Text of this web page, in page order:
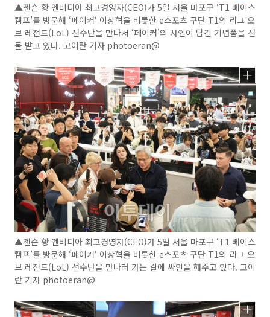
▲젠슨 황 엔비디아 최고경영자(CEO)가 5일 서울 마포구 ‘T1 베이스
캠프’를 방문해 ‘페이커‘ 이상혁을 비롯한 e스포츠 구단 T1의 리그 오
브 레전드(LoL) 선수단을 만나서 ‘페이커’의 사인이 담긴 기념품을 선
물 받고 있다. 고이란 기자 photoeran@
▲젠슨 황 엔비디아 최고경영자(CEO)가 5일 서울 마포구 ‘T1 베이스
캠프’를 방문해 ‘페이커‘ 이상혁을 비롯한 e스포츠 구단 T1의 리그 오
브 레전드(LoL) 선수단을 만나러 가는 길에 싸인을 해주고 있다. 고이
란 기자 photoeran@